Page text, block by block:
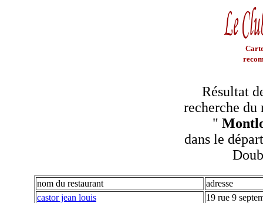
Résultat
recherche du
"
dans le
nom du restaurant
adresse
castor jean louis
19 rue 9